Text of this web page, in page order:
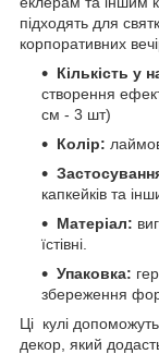
підходять для
корпоративних
Кількість у
створення
см - 3 шт)
Колір:
капкейків та
Матеріал:
їстівні.
Упаковка:
збереження
Ці кулі
декор, який